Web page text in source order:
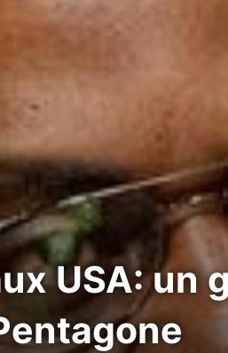
USA: un